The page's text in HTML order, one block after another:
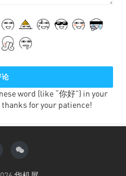
word (like “你好”) in your
for your patience!